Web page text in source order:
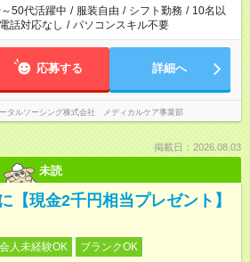
せん。
50代活躍中 / 服装自由 / シフト勤務 / 10名以
電話対応なし / パソコンスキル不要
応募する 詳細へ
タルソーシング株式会社 メディカルケア事業部
掲載日：2026.08.03
未読
【現金2千円相当プレゼント】
人未経験OK
ブランクOK